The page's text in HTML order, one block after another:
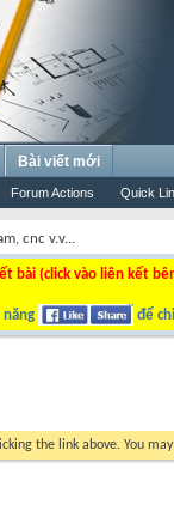
Forum Actions Quick
Bài viết mới
cnc v.v...
bài (click vào liên kết
để
the link above. You